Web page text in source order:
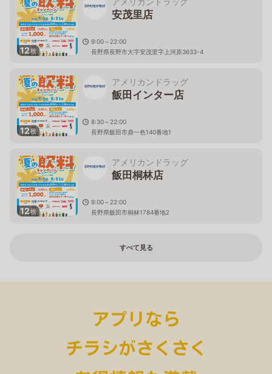
12枚
安茂里店
9:00～22:00
長野県長野市大字安茂里字上河原3633-4
12枚
アメリカンドラッグ
飯田インター店
8:30～22:00
長野県飯田市鼎一色140番地1
12枚
アメリカンドラッグ
飯田桐林店
9:00～22:00
長野県飯田市桐林1784番地2
すべて見る